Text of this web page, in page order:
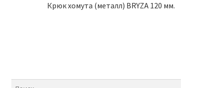
Крюк хомута (металл) BRYZA 120 мм.